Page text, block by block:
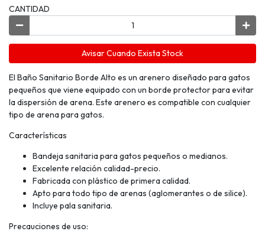
CANTIDAD
Avisar Cuando Exista Stock
El Baño Sanitario Borde Alto es un arenero diseñado para gatos
pequeños que viene equipado con un borde protector para evitar
la dispersión de arena. Este arenero es compatible con cualquier
tipo de arena para gatos.
Características
Bandeja sanitaria para gatos pequeños o medianos.
Excelente relación calidad-precio.
Fabricada con plástico de primera calidad.
Apto para todo tipo de arenas (aglomerantes o de silice).
Incluye pala sanitaria.
Precauciones de uso: